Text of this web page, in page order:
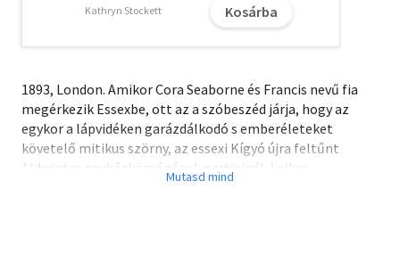
Kathryn Stockett Kosárba
1893, London. Amikor Cora Seaborne és Francis nevű fia
megérkezik Essexbe, ott az a szóbeszéd járja, hogy az
egykor a lápvidéken garázdálkodó s emberéleteket
követelő mitikus szörny, az essexi Kígyó újra feltűnt
Aldwinter egyházközségének partjainál. Lelkes